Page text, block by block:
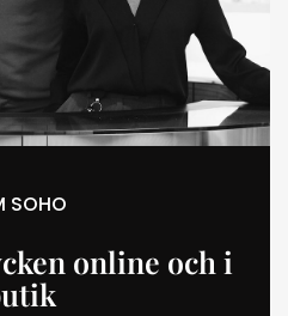
SOHO
online och i